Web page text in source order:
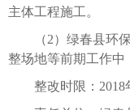
主体工程施工。
（2）绿春县环保
整场地等前期工作中
整改时限：2018